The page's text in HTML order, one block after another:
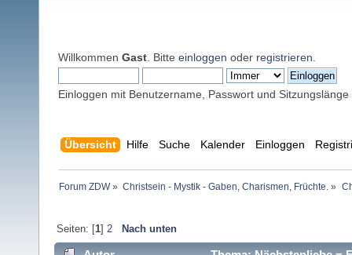
Willkommen Gast . Bitte einloggen oder registrieren
Einloggen mit Benutzername, Passwort und Sitzungslänge
Übersicht Hilfe Suche Kalender Einloggen
Forum ZDW» Christsein - Mystik - Gaben, Charismen, Früchte. »
Seiten: [1] 2 Nach unten